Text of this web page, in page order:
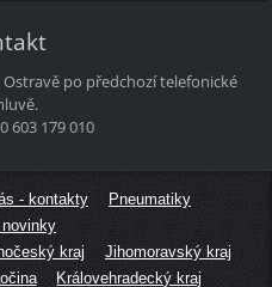
po předchozí telefonické
603 179 010
- kontakty
Pneumatiky
novinky
kraj
Jihomoravský kraj
Královehradecký kraj